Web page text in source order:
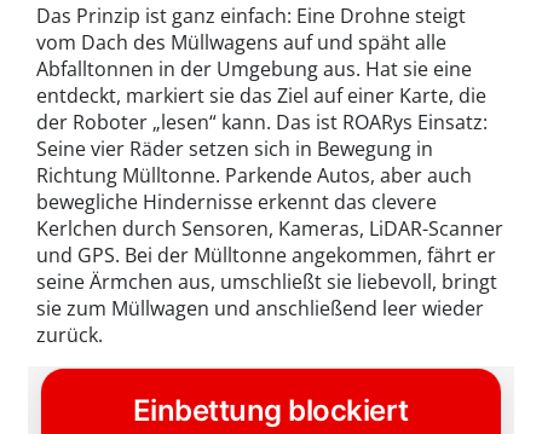
Das Prinzip ist ganz einfach: Eine Drohne steigt
vom Dach des Müllwagens auf und späht alle
Abfalltonnen in der Umgebung aus. Hat sie eine
entdeckt, markiert sie das Ziel auf einer Karte, die
der Roboter „lesen“ kann. Das ist ROARys Einsatz:
Seine vier Räder setzen sich in Bewegung in
Richtung Mülltonne. Parkende Autos, aber auch
bewegliche Hindernisse erkennt das clevere
Kerlchen durch Sensoren, Kameras, LiDAR-Scanner
und GPS. Bei der Mülltonne angekommen, fährt er
seine Ärmchen aus, umschließt sie liebevoll, bringt
sie zum Müllwagen und anschließend leer wieder
zurück.